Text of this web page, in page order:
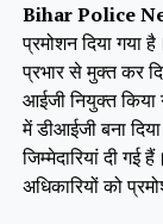
Bihar Police
प्रमोशन दिया गया
प्रभार से मुक्त कर
आईजी नियुक्त किया
में डीआईजी बना
जिम्मेदारियां दी
अधिकारियों को